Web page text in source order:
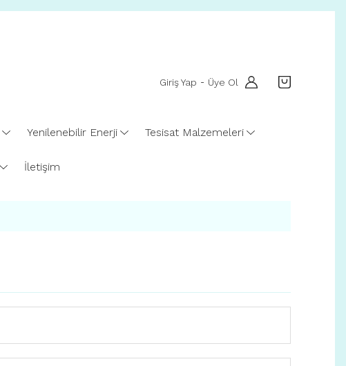
Giriş Yap - Üye Ol
Yenilenebilir Enerji Tesisat Malzemeleri
İletişim